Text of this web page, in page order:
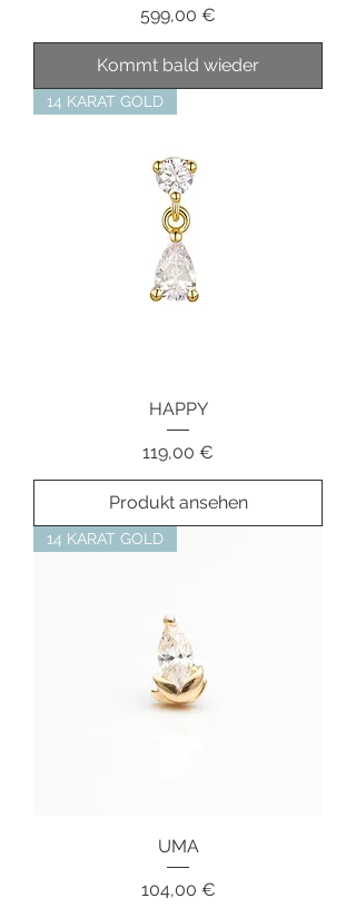
Preis
599,00 €
Kommt bald wieder
14 KARAT GOLD
HAPPY
Preis
119,00 €
Produkt ansehen
14 KARAT GOLD
UMA
Preis
104,00 €